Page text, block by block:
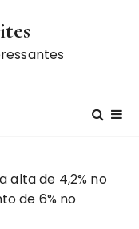
alta de 4,2% no
de 6% no